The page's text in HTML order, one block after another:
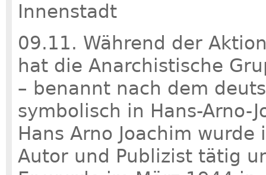
Innenstadt
09.11. Während der
hat die Anarchistische
– benannt nach dem
symbolisch in Hans-Arno-
Hans Arno Joachim
Autor und Publizist tätig